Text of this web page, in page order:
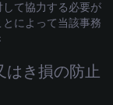
て協力する必要が
によって当該事務
はき損の防止